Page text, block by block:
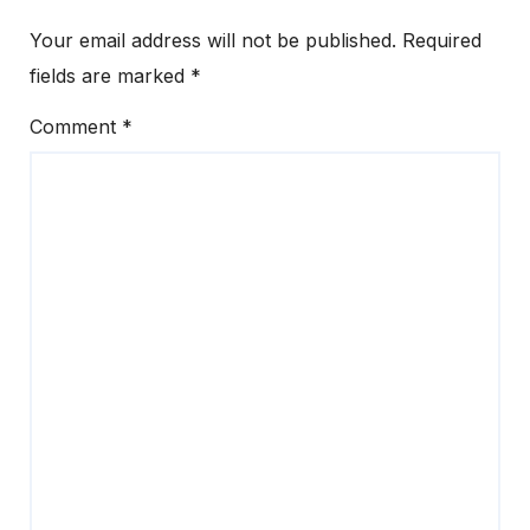
Your email address will not be published. Required
fields are marked *
Comment *